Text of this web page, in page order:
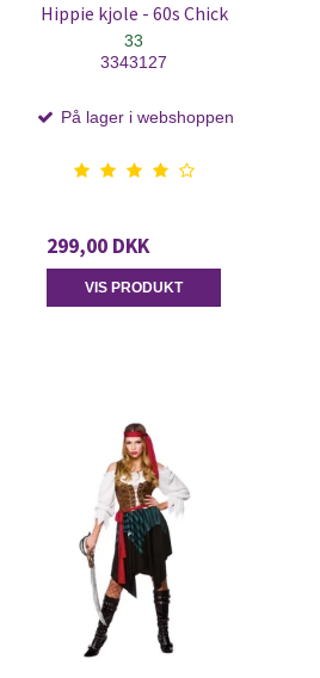
Hippie kjole - 60s Chick
33
3343127
På lager i webshoppen
299,00 DKK
VIS PRODUKT